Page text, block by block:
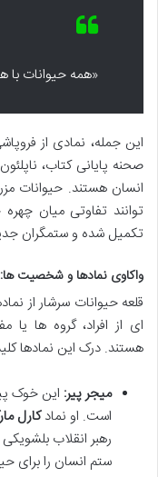
«همه حیوانات با هم
این جمله، نمادی از
صحنه پایانی کتاب،
انسان هستند. حیوانات
توانند تفاوتی میان
تکمیل شده و ستمگران
واکاوی نمادها و شخصیت
قلعه حیوانات سرشار از
ای از افراد، گروه ها یا
هستند. درک این نمادها
میجر پیر: این خوک
است. او نمادکارل
رهبر انقلاب
ستم انسان را برای